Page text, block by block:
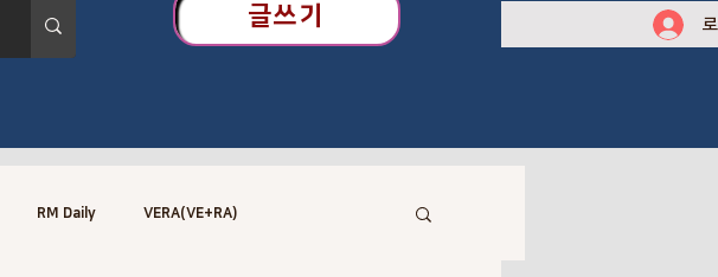
글쓰기
RM Daily VERA(VE+RA)